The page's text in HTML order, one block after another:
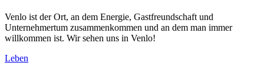
Venlo ist der Ort, an dem Energie, Gastfreundschaft und
Unternehmertum zusammenkommen und an dem man immer
willkommen ist. Wir sehen uns in Venlo!
Leben